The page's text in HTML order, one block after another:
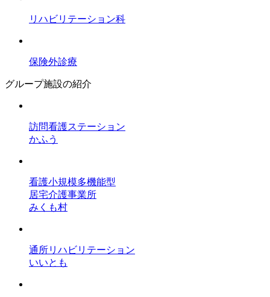
リハビリテーション科
保険外診療
グループ施設の紹介
訪問看護ステーション
かふう
看護小規模多機能型
居宅介護事業所
みくも村
通所リハビリテーション
いいとも